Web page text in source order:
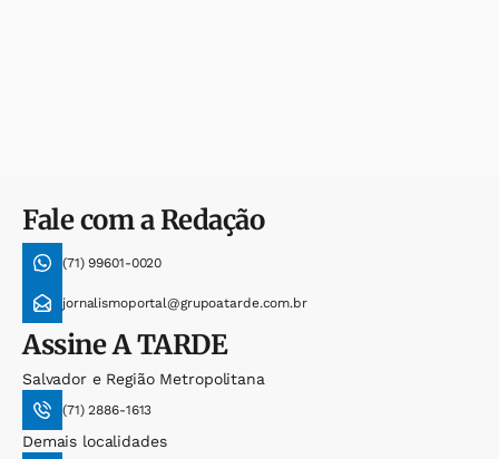
Fale com a Redação
(71) 99601-0020
jornalismoportal@grupoatarde.com.br
AssineA TARDE
Salvador e Região Metropolitana
(71) 2886-1613
Demais localidades